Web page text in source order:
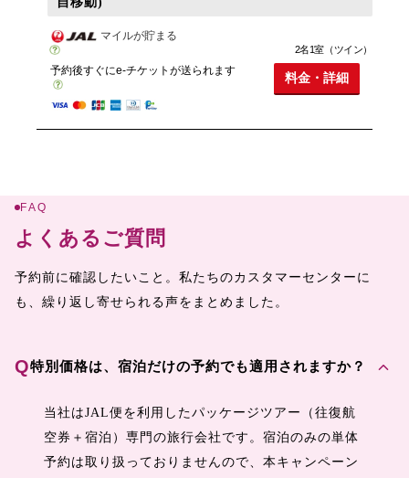
マイルが貯まる
予約後すぐにe-チケットが送られます
2名1室（ツイン）
料金・詳細
FAQ
よくあるご質問
予約前に確認したいこと。私たちのカスタマーセンターに
も、繰り返し寄せられる声をまとめました。
Q特別価格は、宿泊だけの予約でも適用されますか？ expand_more
当社はJAL便を利用したパッケージツアー（往復航
空券＋宿泊）専門の旅行会社です。宿泊のみの単体
予約は取り扱っておりませんので、本キャンペーン